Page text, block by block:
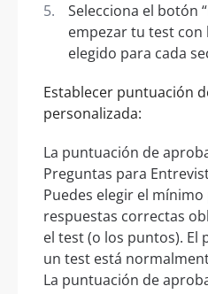
Selecciona el botón
empezar tu test con
elegido para cada
Establecer puntuación
personalizada:
La puntuación de
Preguntas para
Puedes elegir el
respuestas correctas
el test (o los puntos).
un test está
La puntuación de